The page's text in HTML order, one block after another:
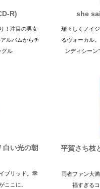
R)
！注目の男女
ルバムからチ
グル
she
瑞々しくノイ
るヴォーカル
ンディシーン
白い光の朝
ブリッド。幸
ここに。
平賀さち枝
両者ファン大
福すぎる